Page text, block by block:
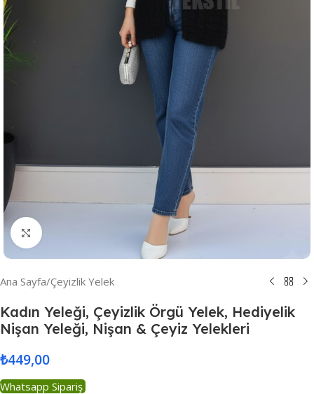
Resmi Büyüt
Ana Sayfa/Çeyizlik Yelek
Kadın Yeleği, Çeyizlik Örgü Yelek, Hediyelik
Nişan Yeleği, Nişan & Çeyiz Yelekleri
₺449,00
Whatsapp Sipariş